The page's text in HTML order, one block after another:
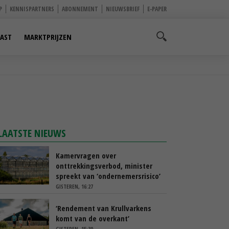
KENNISPARTNERS ABONNEMENT NIEUWSBRIEF E-PAPER
MARKTPRIJZEN
NIEUWS
Kamervragen over
onttrekkingsverbod, minister
spreekt van ‘ondernemersrisico’
GISTEREN, 16:27
‘Rendement van Krullvarkens
komt van de overkant’